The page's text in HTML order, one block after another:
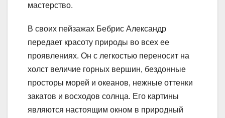
мастерство.
В своих пейзажах Бебрис Александр
передает красоту природы во всех ее
проявлениях. Он с легкостью переносит на
холст величие горных вершин, бездонные
просторы морей и океанов, нежные оттенки
закатов и восходов солнца. Его картины
являются настоящим окном в природный